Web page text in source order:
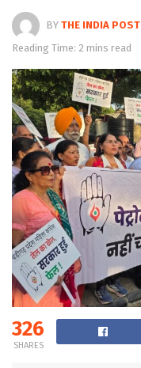
BY THE INDIA POST
Reading Time: 2 mins read
326
SHARES